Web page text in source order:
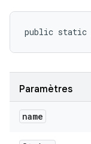
public static
Paramètres
name